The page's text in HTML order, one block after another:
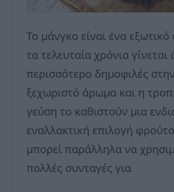
Το μάνγκο είναι ένα
τα τελευταία χρόνια γίνεται
περισσότερο δημοφιλές
ξεχωριστό άρωμα και η
γεύση το καθιστούν μια
εναλλακτική επιλογή
μπορεί παράλληλα να
πολλές συνταγές για